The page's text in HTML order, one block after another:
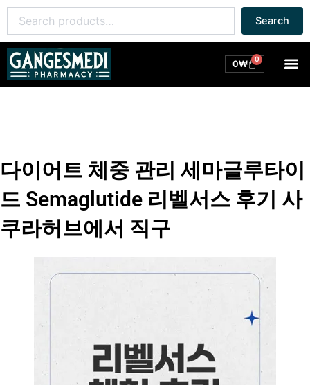
콘
츠
너
for:
Search
0₩ 0
Cart
다이어트 체중 관리 세마글루타이
드 Semaglutide 리벨서스 후기 사
쿠라허브에서 직구